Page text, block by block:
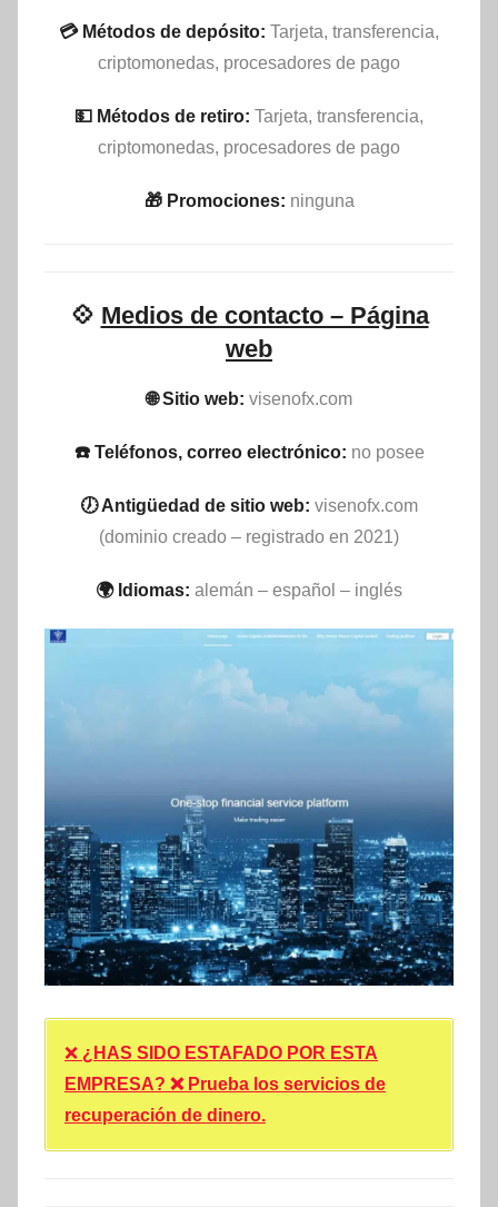
💳 Métodos de depósito: Tarjeta, transferencia,
criptomonedas, procesadores de pago
💵​ Métodos de retiro: Tarjeta, transferencia,
criptomonedas, procesadores de pago
🎁 Promociones: ninguna
💠 Medios de contacto – Página
web
🌐 Sitio web: visenofx.com
☎️ Teléfonos, correo electrónico: no posee
🕖 Antigüedad de sitio web: visenofx.com
(dominio creado – registrado en 2021)
🌍 Idiomas: alemán – español – inglés
❌ ¿HAS SIDO ESTAFADO POR ESTA
EMPRESA? ❌ Prueba los servicios de
recuperación de dinero.